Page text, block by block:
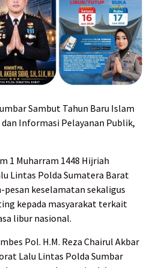
Sambut Tahun Baru Islam
Informasi Pelayanan Publik,
1 Muharram 1448 Hijriah
Lintas Polda Sumatera Barat
keselamatan sekaligus
kepada masyarakat terkait
libur nasional.
Pol. H.M. Reza Chairul Akbar
Lalu Lintas Polda Sumbar